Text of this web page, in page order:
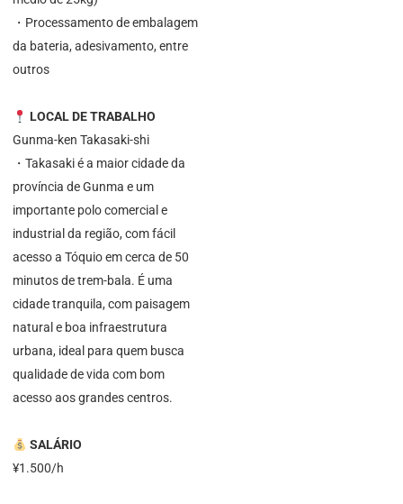
・Processamento de embalagem
da bateria, adesivamento, entre
outros
LOCAL DE TRABALHO
Gunma-ken Takasaki-shi
・Takasaki é a maior cidade da
província de Gunma e um
importante polo comercial e
industrial da região, com fácil
acesso a Tóquio em cerca de 50
minutos de trem-bala. É uma
cidade tranquila, com paisagem
natural e boa infraestrutura
urbana, ideal para quem busca
qualidade de vida com bom
acesso aos grandes centros.
SALÁRIO
¥1.500/h